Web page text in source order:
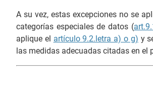
A su vez, estas excepciones no se
categorías especiales de datos (
aplique el artículo 9.2.letra a) o g) y
las medidas adecuadas citadas en el